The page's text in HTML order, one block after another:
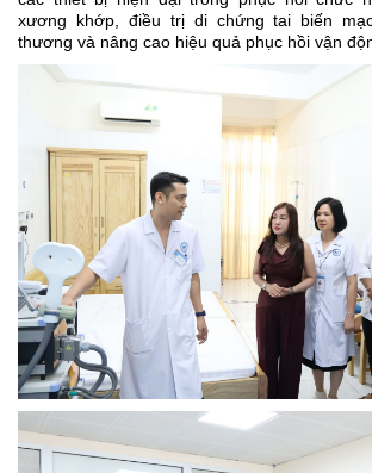
xương khớp, điều trị di chứng tai biến
thương và nâng cao hiệu quả phục hồi vận